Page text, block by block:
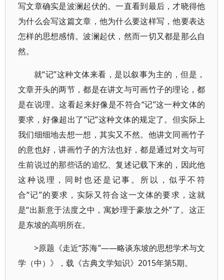
写文章确实是波澜起伏的。一直看到最后，才晓得他
为什么会写这篇文章，他为什么要这样写，他要表达
怎样的思想感情。波澜起伏，然而一切又都是那么自
然。
就“记”这种文体来看，是以叙事为主的，但是，
文章开头的两节，都是在讲文与可画竹子的理论，都
是在说理。这看起来好像是不符合“记”这一种文体的
要求，好像超出了“记”这种文体的规定了。但实际上
我们细细地去想一想，其实又不然。他讲文同画竹子
的意也好，讲画竹子的方法也好，都是通过对文与可
生前说过的那些话的追忆、复述记载下来的，因此他
这种说理，同时也还是记事。所以，似乎不符
合“记”的要求，实际又符合这一文体的要求，这就
是“出新意于法度之中，寓妙理于豪放之外”了。这正
是东坡的高明所在。
>原题《走近“苏海”——略谈东坡的思想学术与文
学（中）》，载《古典文学知识》2015年第5期。